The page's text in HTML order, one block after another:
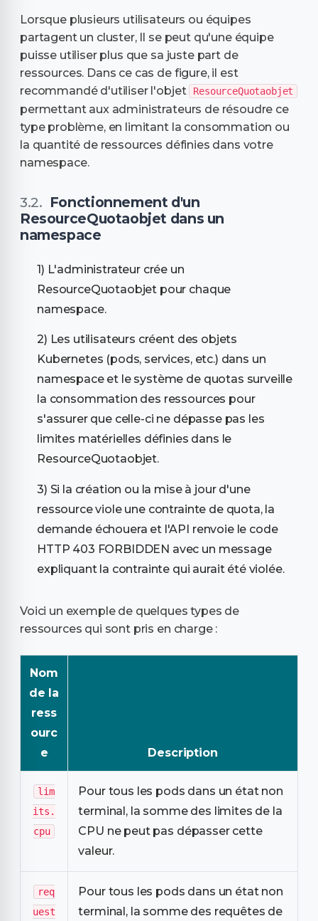
Lorsque plusieurs utilisateurs ou équipes
partagent un cluster, Il se peut qu'une équipe
puisse utiliser plus que sa juste part de
ressources. Dans ce cas de figure, il est
recommandé d'utiliser l'objet
ResourceQuotaobjet
permettant aux administrateurs de résoudre ce
type problème, en limitant la consommation ou
la quantité de ressources définies dans votre
namespace.
Fonctionnement d'un
ResourceQuotaobjet dans un
namespace
L'administrateur crée un
ResourceQuotaobjet pour chaque
namespace.
Les utilisateurs créent des objets
Kubernetes (pods, services, etc.) dans un
namespace et le système de quotas surveille
la consommation des ressources pour
s'assurer que celle-ci ne dépasse pas les
limites matérielles définies dans le
ResourceQuotaobjet.
Si la création ou la mise à jour d'une
ressource viole une contrainte de quota, la
demande échouera et l'API renvoie le code
HTTP 403 FORBIDDEN avec un message
expliquant la contrainte qui aurait été violée.
Voici un exemple de quelques types de
ressources qui sont pris en charge :
Nom
de la
ress
ourc
e
Description
lim
its.
cpu
Pour tous les pods dans un état non
terminal, la somme des limites de la
CPU ne peut pas dépasser cette
valeur.
req
uest
Pour tous les pods dans un état non
terminal, la somme des requêtes de